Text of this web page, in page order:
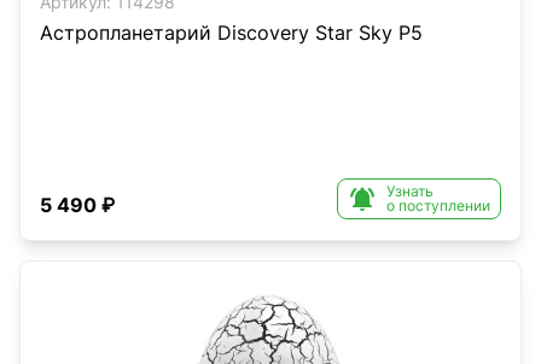
Астропланетарий Discovery Star Sky P5
5 490 ₽ 
Узнать
о поступлении